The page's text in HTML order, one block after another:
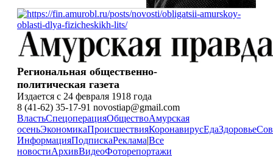
выгорании и Боге.
Региональная общественно-
политическая газета
Издается с 24 февраля 1918 года
8 (41-62) 35-17-91 novostiap@gmail.com
ВластьСпецоперацияОбществоАмурская
осеньЭкономикаПроисшествияКоронавирусЕдаЗдоровье
ИнформацияПодпискаРеклама|Все
новостиАрхивВидеоФоторепортажи